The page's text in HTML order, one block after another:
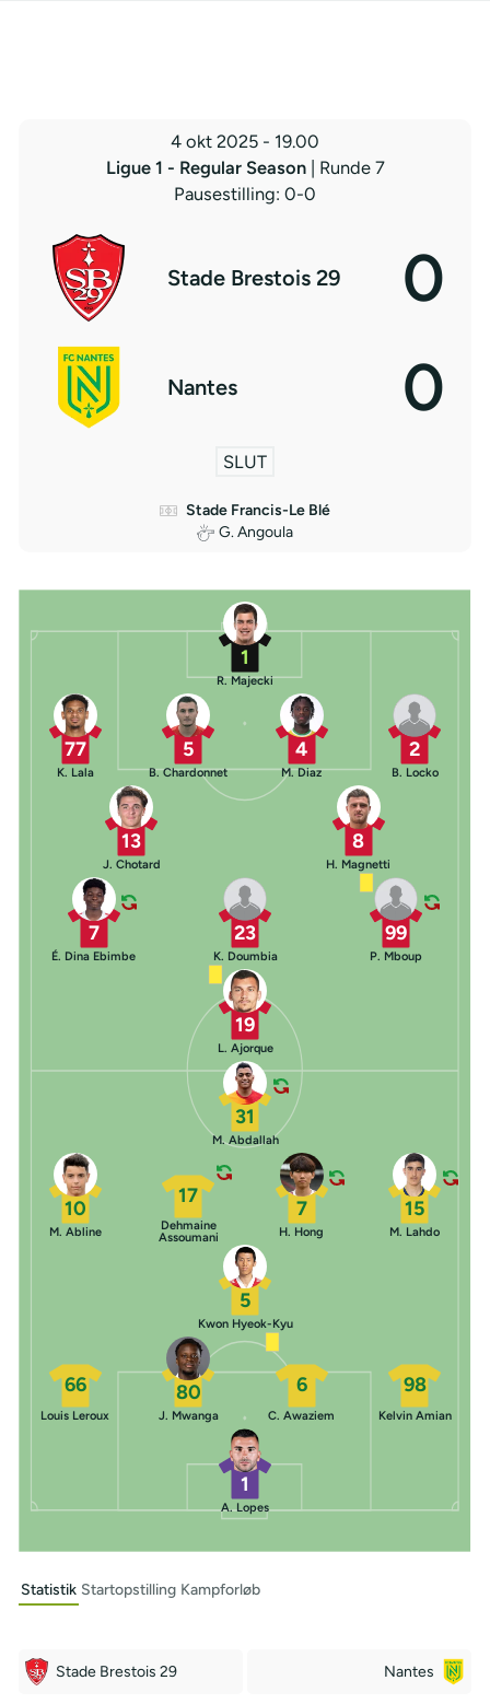
4 okt 2025 - 19.00
Ligue 1 - Regular Season
| Runde 7
Pausestilling: 0-0
Stade Brestois 29 0
Nantes 0
SLUT
Stade Francis-Le Blé
G. Angoula
1
R. Majecki
2
B. Locko
4
M. Diaz
5
B. Chardonnet
77
K. Lala
8
H. Magnetti
13
J. Chotard
99
P. Mboup
23
K. Doumbia
7
É. Dina Ebimbe
19
L. Ajorque
1
A. Lopes
66
Louis Leroux
80
J. Mwanga
6
C. Awaziem
98
Kelvin Amian
5
Kwon Hyeok-Kyu
10
M. Abline
17
Dehmaine
Assoumani
7
H. Hong
15
M. Lahdo
31
M. Abdallah
Statistik Startopstilling Kampforløb
Stade Brestois 29 Nantes